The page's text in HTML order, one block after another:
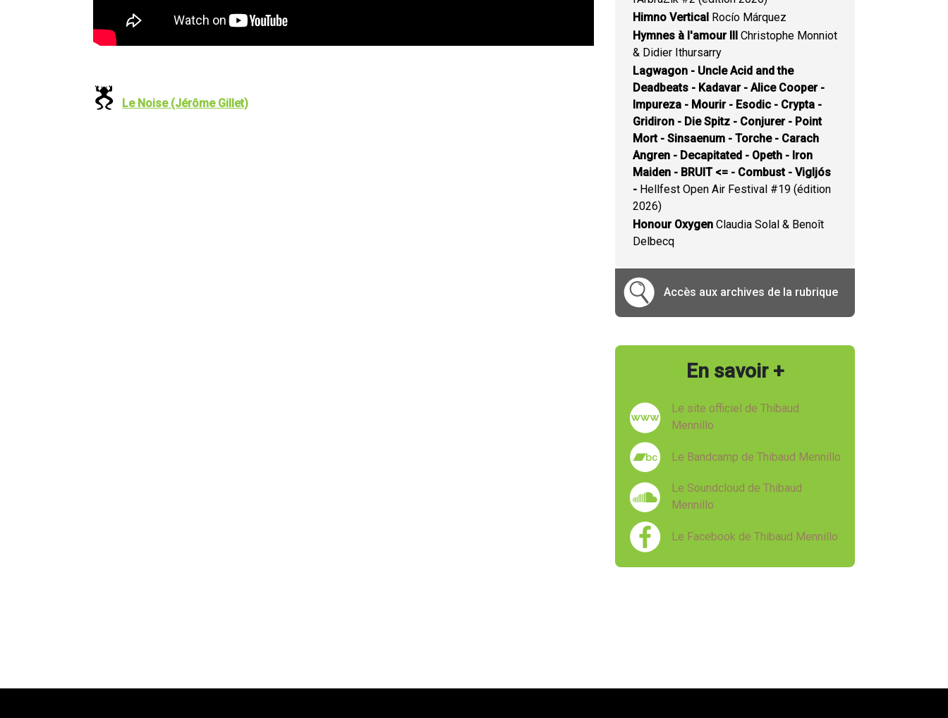
Le Noise (Jérôme Gillet)
Himno Vertical Rocío Márquez
Hymnes à l'amour III Christophe Monniot
& Didier Ithursarry
Lagwagon - Uncle Acid and the
Deadbeats - Kadavar - Alice Cooper -
Impureza - Mourir - Esodic - Crypta -
Gridiron - Die Spitz - Conjurer - Point
Mort - Sinsaenum - Torche - Carach
Angren - Decapitated - Opeth - Iron
Maiden - BRUIT <= - Combust - Vigljós
- Hellfest Open Air Festival #19 (édition
2026)
Honour Oxygen Claudia Solal & Benoît
Delbecq
Accès aux archives de la rubrique
En savoir +
Le site officiel de Thibaud
Mennillo
Le Bandcamp de Thibaud Mennillo
Le Soundcloud de Thibaud
Mennillo
Le Facebook de Thibaud Mennillo